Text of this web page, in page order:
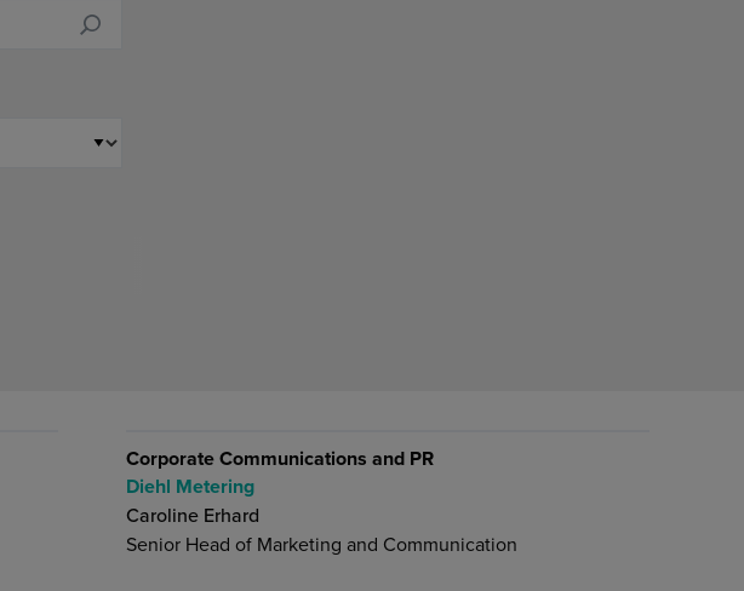
Corporate Communications and PR
Diehl Metering
Caroline Erhard
Senior Head of Marketing and Communication